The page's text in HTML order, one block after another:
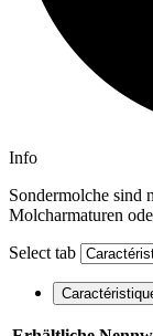
Info
Sondermolche sind
Molcharmaturen
Select tab